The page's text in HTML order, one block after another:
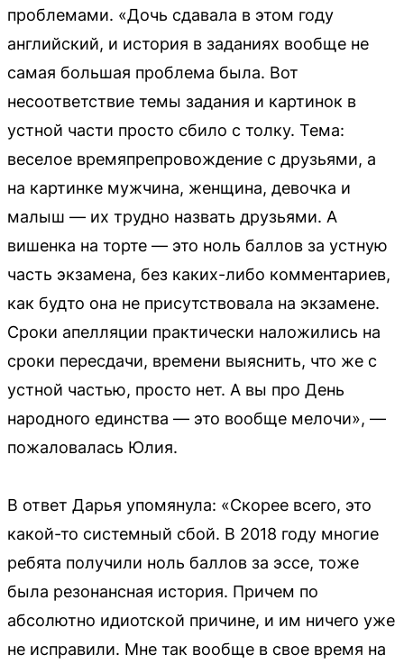
проблемами. «Дочь сдавала в этом году
английский, и история в заданиях вообще не
самая большая проблема была. Вот
несоответствие темы задания и картинок в
устной части просто сбило с толку. Тема:
веселое времяпрепровождение с друзьями, а
на картинке мужчина, женщина, девочка и
малыш — их трудно назвать друзьями. А
вишенка на торте — это ноль баллов за устную
часть экзамена, без каких-либо комментариев,
как будто она не присутствовала на экзамене.
Сроки апелляции практически наложились на
сроки пересдачи, времени выяснить, что же с
устной частью, просто нет. А вы про День
народного единства — это вообще мелочи», —
пожаловалась Юлия.
В ответ Дарья упомянула: «Скорее всего, это
какой-то системный сбой. В 2018 году многие
ребята получили ноль баллов за эссе, тоже
была резонансная история. Причем по
абсолютно идиотской причине, и им ничего уже
не исправили. Мне так вообще в свое время на